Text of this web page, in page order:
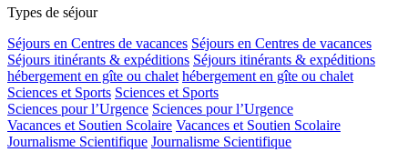
Types de séjour
Séjours en Centres de vacances Séjours en Centres de vacances
Séjours itinérants & expéditions Séjours itinérants & expéditions
hébergement en gîte ou chalet hébergement en gîte ou chalet
Sciences et Sports Sciences et Sports
Sciences pour l’Urgence Sciences pour l’Urgence
Vacances et Soutien Scolaire Vacances et Soutien Scolaire
Journalisme Scientifique Journalisme Scientifique